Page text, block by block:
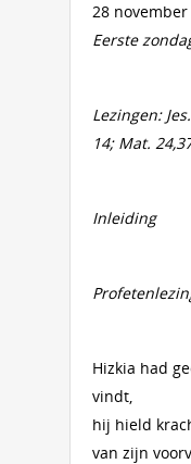
28 november
Eerste
Lezingen:
14; Mat.
Inleiding
Hizkia had
vindt,
hij hield
van zijn